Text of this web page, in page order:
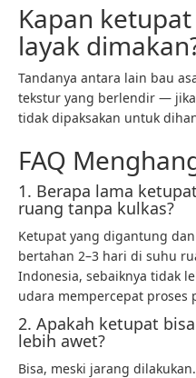
Kapan
layak
Tandanya antara lain bau
tekstur yang berlendir —
tidak dipaksakan untuk
FAQ
1. Berapa lama
ruang tanpa kulkas?
Ketupat yang digantung
bertahan 2–3 hari di suhu
Indonesia, sebaiknya tidak
udara mempercepat proses
2. Apakah ketupat
lebih awet?
Bisa, meski jarang